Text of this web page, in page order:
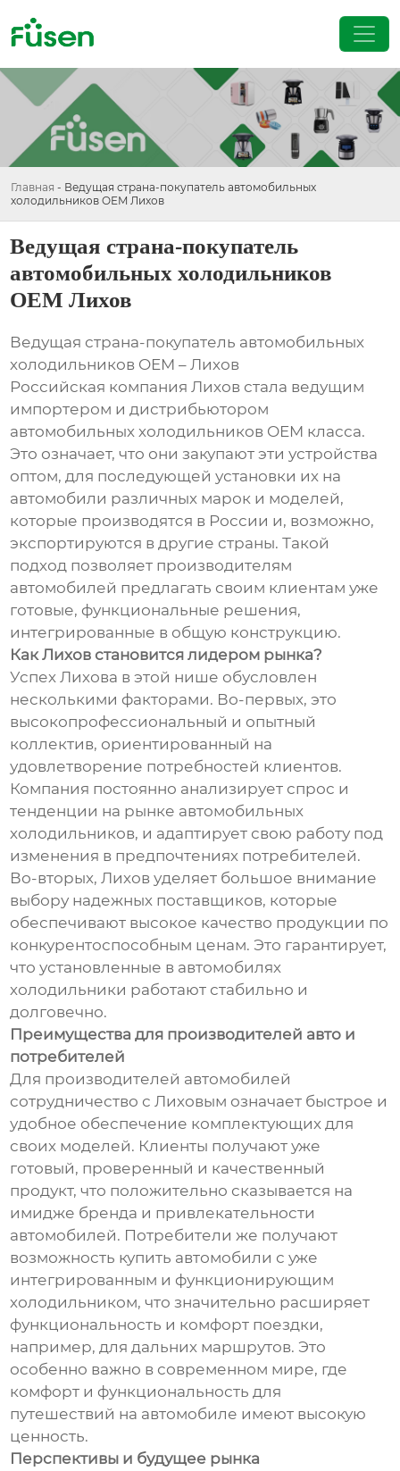
Главная - Ведущая страна-покупатель автомобильных
холодильников OEM Лихов
Ведущая страна-покупатель
автомобильных холодильников
OEM Лихов
Ведущая страна-покупатель автомобильных
холодильников OEM – Лихов
Российская компания Лихов стала ведущим
импортером и дистрибьютором
автомобильных холодильников OEM класса.
Это означает, что они закупают эти устройства
оптом, для последующей установки их на
автомобили различных марок и моделей,
которые производятся в России и, возможно,
экспортируются в другие страны. Такой
подход позволяет производителям
автомобилей предлагать своим клиентам уже
готовые, функциональные решения,
интегрированные в общую конструкцию.
Как Лихов становится лидером рынка?
Успех Лихова в этой нише обусловлен
несколькими факторами. Во-первых, это
высокопрофессиональный и опытный
коллектив, ориентированный на
удовлетворение потребностей клиентов.
Компания постоянно анализирует спрос и
тенденции на рынке автомобильных
холодильников, и адаптирует свою работу под
изменения в предпочтениях потребителей.
Во-вторых, Лихов уделяет большое внимание
выбору надежных поставщиков, которые
обеспечивают высокое качество продукции по
конкурентоспособным ценам. Это гарантирует,
что установленные в автомобилях
холодильники работают стабильно и
долговечно.
Преимущества для производителей авто и
потребителей
Для производителей автомобилей
сотрудничество с Лиховым означает быстрое и
удобное обеспечение комплектующих для
своих моделей. Клиенты получают уже
готовый, проверенный и качественный
продукт, что положительно сказывается на
имидже бренда и привлекательности
автомобилей. Потребители же получают
возможность купить автомобили с уже
интегрированным и функционирующим
холодильником, что значительно расширяет
функциональность и комфорт поездки,
например, для дальних маршрутов. Это
особенно важно в современном мире, где
комфорт и функциональность для
путешествий на автомобиле имеют высокую
ценность.
Перспективы и будущее рынка